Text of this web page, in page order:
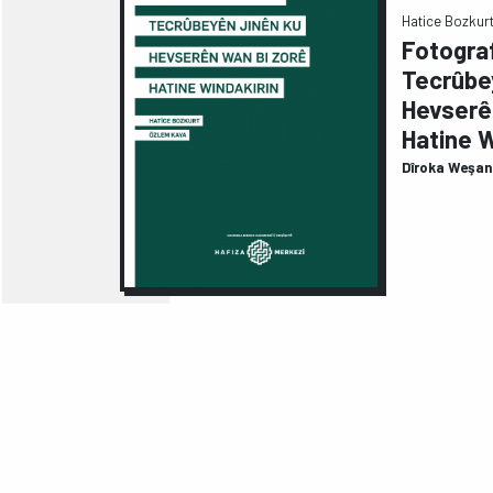
Hatice
Hatine
Dîroka